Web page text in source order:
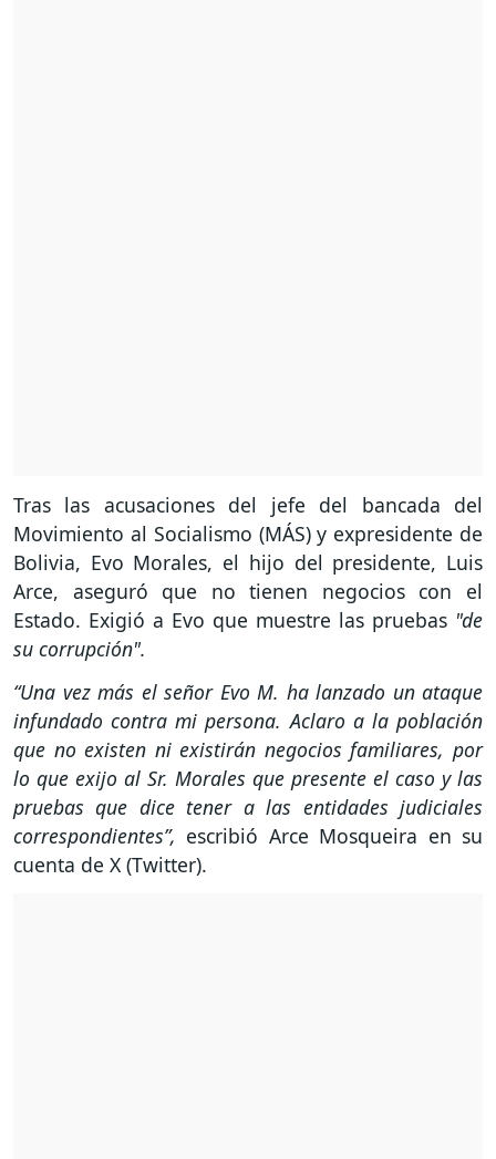
Tras las acusaciones del jefe del bancada del
Movimiento al Socialismo (MÁS) y expresidente de
Bolivia, Evo Morales, el hijo del presidente, Luis
Arce, aseguró que no tienen negocios con el
Estado. Exigió a Evo que muestre las pruebas "de
su corrupción".
“Una vez más el señor Evo M. ha lanzado un ataque
infundado contra mi persona. Aclaro a la población
que no existen ni existirán negocios familiares, por
lo que exijo al Sr. Morales que presente el caso y las
pruebas que dice tener a las entidades judiciales
correspondientes”, escribió Arce Mosqueira en su
cuenta de X (Twitter).